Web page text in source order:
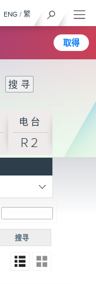
取得
ENG / 繁
电台
R2
搜寻